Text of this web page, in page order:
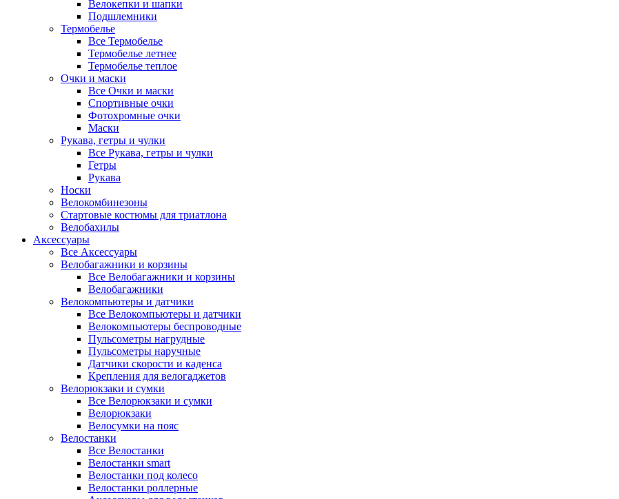
Велокепки и шапки
Подшлемники
Термобелье
Все Термобелье
Термобелье летнее
Термобелье теплое
Очки и маски
Все Очки и маски
Спортивные очки
Фотохромные очки
Маски
Рукава, гетры и чулки
Все Рукава, гетры и чулки
Гетры
Рукава
Носки
Велокомбинезоны
Стартовые костюмы для триатлона
Велобахилы
Аксессуары
Все Аксессуары
Велобагажники и корзины
Все Велобагажники и корзины
Велобагажники
Велокомпьютеры и датчики
Все Велокомпьютеры и датчики
Велокомпьютеры беспроводные
Пульсометры нагрудные
Пульсометры наручные
Датчики скорости и каденса
Крепления для велогаджетов
Велорюкзаки и сумки
Все Велорюкзаки и сумки
Велорюкзаки
Велосумки на пояс
Велостанки
Все Велостанки
Велостанки smart
Велостанки под колесо
Велостанки роллерные